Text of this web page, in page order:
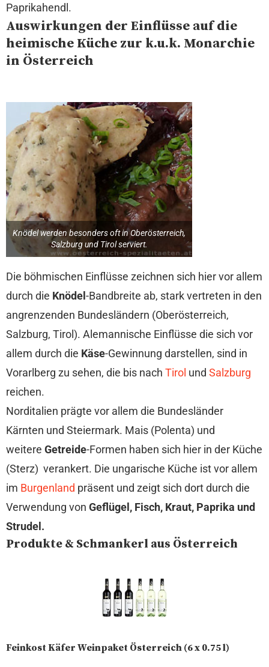
Paprikahendl.
Auswirkungen der Einflüsse auf die
heimische Küche zur k.u.k. Monarchie
in Österreich
Knödel werden besonders oft in Oberösterreich,
Salzburg und Tirol serviert.
Die böhmischen Einflüsse zeichnen sich hier vor allem
durch die Knödel -Bandbreite ab, stark vertreten in den
angrenzenden Bundesländern (Oberösterreich,
Salzburg, Tirol). Alemannische Einflüsse die sich vor
allem durch die Käse-Gewinnung darstellen, sind in
Vorarlberg zu sehen, die bis nach Tirol und Salzburg
reichen.
Norditalien prägte vor allem die Bundesländer
Kärnten und Steiermark. Mais (Polenta) und
weitere Getreide-Formen haben sich hier in der Küche
(Sterz) verankert. Die ungarische Küche ist vor allem
im Burgenland präsent und zeigt sich dort durch die
Verwendung von Geflügel, Fisch, Kraut, Paprika und
Strudel.
Produkte & Schmankerl aus Österreich
Feinkost Käfer Weinpaket Österreich (6 x 0.75 l)